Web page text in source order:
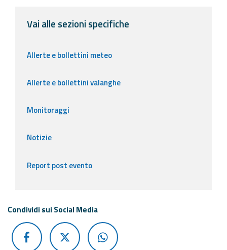
Vai alle sezioni specifiche
Allerte e bollettini meteo
Allerte e bollettini valanghe
Monitoraggi
Notizie
Report post evento
Condividi sui Social Media